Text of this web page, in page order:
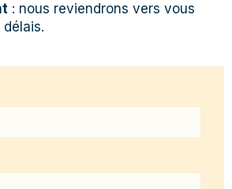
: nous reviendrons vers vous